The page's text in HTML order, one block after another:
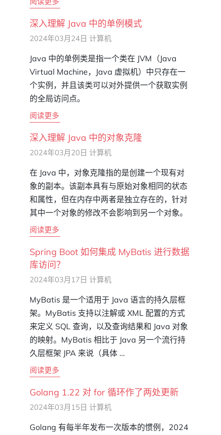
深入理解 Java 中的单例模式
2024年03月24日 计算机
Java 中的单例类是指一个类在 JVM（Java
Virtual Machine，Java 虚拟机）中只存在一
个实例，并且该类可以对外提供一个获取实例
的全局访问点。
阅读更多
深入理解 Java 中的对象克隆
2024年03月20日 计算机
在 Java 中，对象克隆指的是创建一个现有对
象的副本。该副本具有与原始对象相同的状态
和属性，但在内存中两者是独立存在的，针对
其中一个对象的修改不会影响到另一个对象。
阅读更多
Spring Boot 如何集成 MyBatis 进行数据
库访问？
2024年03月17日 计算机
MyBatis 是一个适用于 Java 语言的持久层框
架。MyBatis 支持以注解或 XML 配置的方式
来定义 SQL 查询，以及查询结果和 Java 对象
的映射。MyBatis 相比于 Java 另一个流行持
久层框架 JPA 来说（具体 …
阅读更多
Golang 1.22 对 for 循环作了两处更新
2024年03月15日 计算机
Golang 有每半年发布一次版本的惯例，2024